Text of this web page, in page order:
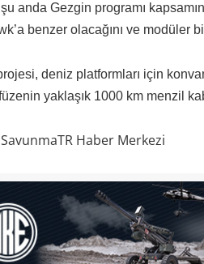
anda Gezgin programı
benzer olacağını ve modüler
deniz platformları için
yaklaşık 1000 km menzil
SavunmaTR Haber Merkezi